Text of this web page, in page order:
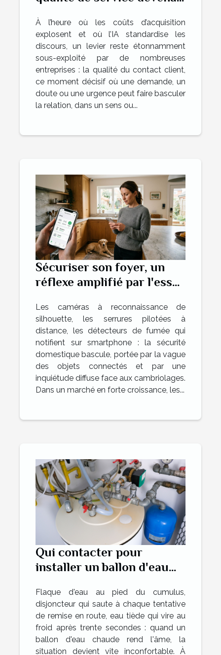
À l’heure où les coûts d’acquisition
explosent et où l’IA standardise les
discours, un levier reste étonnamment
sous-exploité par de nombreuses
entreprises : la qualité du contact client,
ce moment décisif où une demande, un
doute ou une urgence peut faire basculer
la relation, dans un sens ou...
Sécuriser son foyer, un
réflexe amplifié par l'essor
connectés
Les caméras à reconnaissance de
silhouette, les serrures pilotées à
distance, les détecteurs de fumée qui
notifient sur smartphone : la sécurité
domestique bascule, portée par la vague
des objets connectés et par une
inquiétude diffuse face aux cambriolages.
Dans un marché en forte croissance, les...
Qui contacter pour
installer un ballon d'eau
Strasbourg ?
Flaque d'eau au pied du cumulus,
disjoncteur qui saute à chaque tentative
de remise en route, eau tiède qui vire au
froid après trente secondes : quand un
ballon d'eau chaude rend l'âme, la
situation devient vite inconfortable. À